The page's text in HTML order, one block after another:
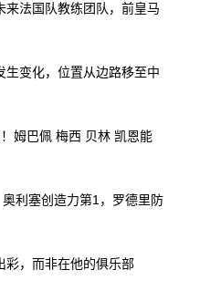
来法国队教练团队，前皇马
生变化，位置从边路移至中
姆巴佩 梅西 贝林 凯恩能
利塞创造力第1，罗德里防
彩，而非在他的俱乐部